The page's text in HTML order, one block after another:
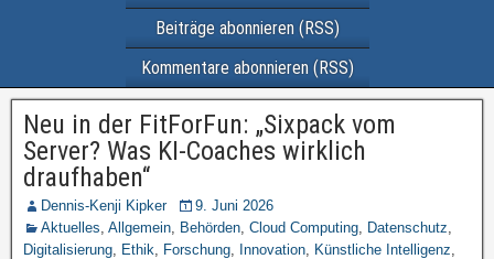
Beiträge abonnieren (RSS)
Kommentare abonnieren (RSS)
Neu in der FitForFun: „Sixpack vom
Server? Was KI-Coaches wirklich
draufhaben“
Dennis-Kenji Kipker
9. Juni 2026
Aktuelles, Allgemein, Behörden, Cloud Computing, Datenschutz,
Digitalisierung, Ethik, Forschung, Innovation, Künstliche Intelligenz,